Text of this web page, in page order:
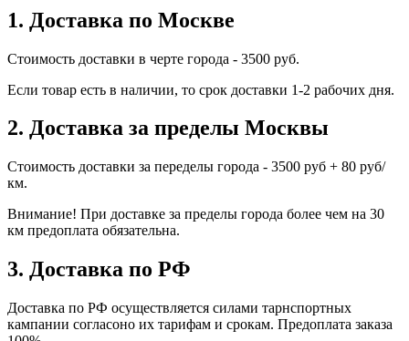
1. Доставка по Москве
Стоимость доставки в черте города - 3500 руб.
Если товар есть в наличии, то срок доставки 1-2 рабочих дня.
2. Доставка за пределы Москвы
Стоимость доставки за переделы города - 3500 руб + 80 руб/
км.
Внимание! При доставке за пределы города более чем на 30
км предоплата обязательна.
3. Доставка по РФ
Доставка по РФ осуществляется силами тарнспортных
кампании согласоно их тарифам и срокам. Предоплата заказа